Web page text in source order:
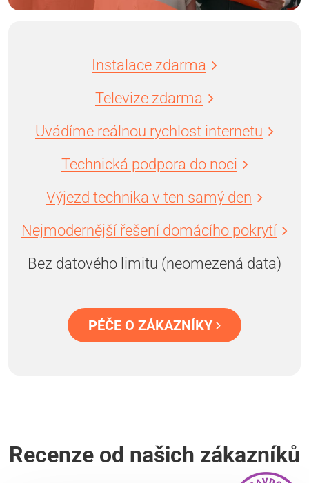
Instalace zdarma
Televize zdarma
Uvádíme reálnou rychlost internetu
Technická podpora do noci
Výjezd technika v ten samý den
Nejmodernější řešení domácího pokrytí
Bez datového limitu (neomezená data)
PÉČE O ZÁKAZNÍKY
Recenze od našich zákazníků